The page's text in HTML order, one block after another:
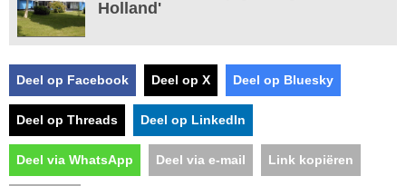
Holland'
Deel op Facebook Deel op X Deel op Bluesky
Deel op Threads Deel op LinkedIn
Deel via WhatsApp Deel via e-mail Link kopiëren